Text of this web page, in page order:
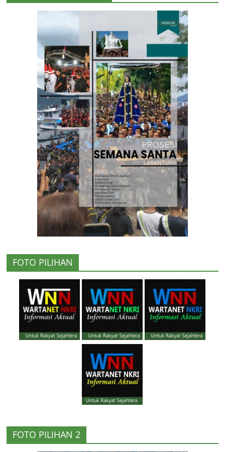
FOTO PILIHAN
FOTO PILIHAN 2